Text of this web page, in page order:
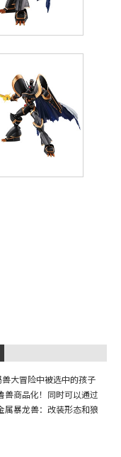
大冒险中被选中的孩子
兽商品化！同时可以通过
属暴龙兽：改装形态和狼